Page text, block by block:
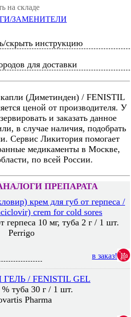
на складе
ЗАМЕНИТЕЛИ
скрыть инструкцию
для доставки
(Диметинден) / FENISTIL
ценой от производителя. У
и заказать данное
в случае наличия, подобрать
Сервис Ликитория помогает
медикаменты в Москве,
по всей России.
ПРЕПАРАТА
крем для губ от герпеса /
crem for cold sores
герпеса 10 мг, туба 2 г / 1 шт.
Perrigo
в заказ!
/ FENISTIL GEL
% туба 30 г / 1 шт.
Pharma